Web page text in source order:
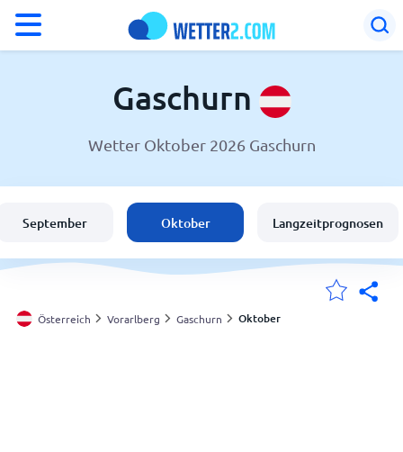
Wetter in Gaschurn
Schweiz
Deutschland
Gaschurn
Wetter Oktober 2026 Gaschurn
September Oktober Langzeitprognosen
Österreich Vorarlberg Gaschurn Oktober